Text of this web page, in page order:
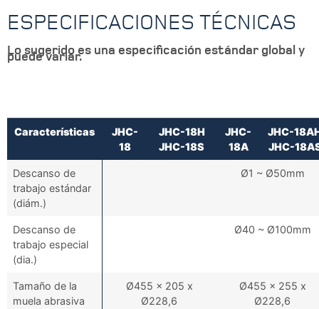
ESPECIFICACIONES TÉCNICAS
Lo sugerido es una especificación estándar global y
puede variar.
Características
JHC-
18
JHC-18H
JHC-18S
JHC-
18A
JHC-
JHC-
Descanso de
trabajo estándar
(diám.)
Ø1 ~ Ø50mm
Descanso de
trabajo especial
(dia.)
Ø40 ~ Ø100mm
Tamaño de la
muela abrasiva
Ø455 x 205 x
Ø228,6
Ø455 x 255 x
Ø228,6